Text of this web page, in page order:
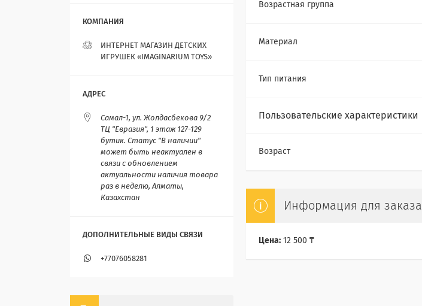
Возрастная группа
Материал
Тип питания
Пользовательские характеристики
Возраст
Информация для заказа
Цена: 12 500 ₸
ИНТЕРНЕТ МАГАЗИН ДЕТСКИХ
ИГРУШЕК «IMAGINARIUM TOYS»
Самал-1, ул. Жолдасбекова 9/2
ТЦ "Евразия", 1 этаж 127-129
бутик. Статус "В наличии"
может быть неактуален в
связи с обновлением
актуальности наличия товара
раз в неделю, Алматы,
Казахстан
+77076058281